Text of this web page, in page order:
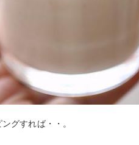
グすれば・・。